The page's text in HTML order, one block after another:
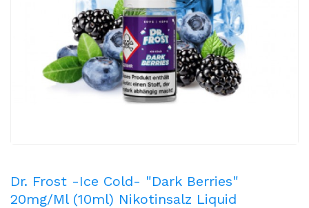
Dr. Frost -Ice Cold- "Dark Berries"
20mg/ml (10ml) Nikotinsalz Liquid